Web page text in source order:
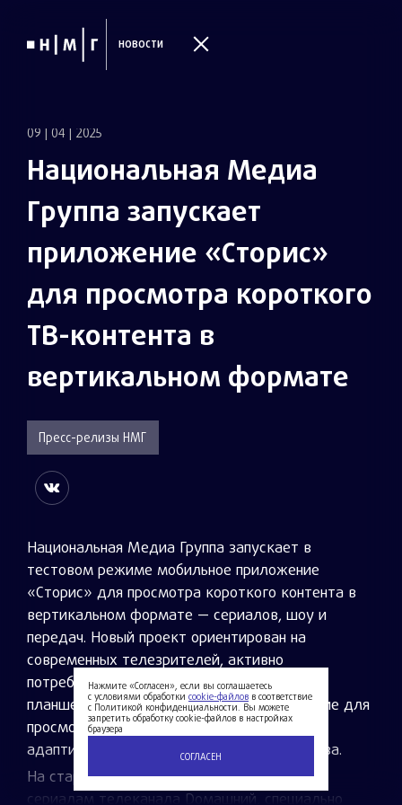
НОВОСТИ
Нажмите «Согласен», если вы соглашаетесь
с условиями обработки cookie-файлов в соответствие
с Политикой конфиденциальности. Вы можете
запретить обработку cookie-файлов в настройках
браузера
СОГЛАСЕН
09 | 04 | 2025
Национальная Медиа
Группа запускает
приложение «Сторис»
для просмотра короткого
ТВ-контента в
вертикальномформате
Пресс-релизы НМГ
Национальная Медиа Группа запускает в
тестовом режиме мобильное приложение
«Сторис» для просмотра короткого контента в
вертикальном формате — сериалов, шоу и
передач. Новый проект ориентирован на
современных телезрителей, активно
потребляющих контент на смартфонах и
планшетах. Это первое в России приложение для
просмотра профессионального контента,
адаптированного под мобильные устройства.
На старте пользователи получат доступ к
сериалам телеканала Dомашний, специально